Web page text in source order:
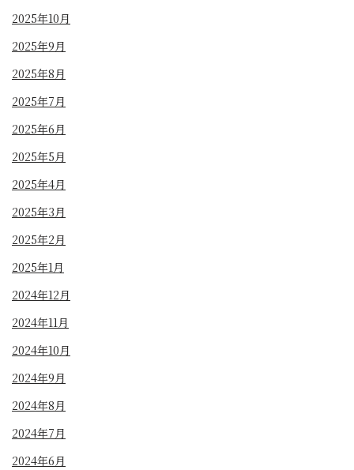
2025年10月
2025年9月
2025年8月
2025年7月
2025年6月
2025年5月
2025年4月
2025年3月
2025年2月
2025年1月
2024年12月
2024年11月
2024年10月
2024年9月
2024年8月
2024年7月
2024年6月